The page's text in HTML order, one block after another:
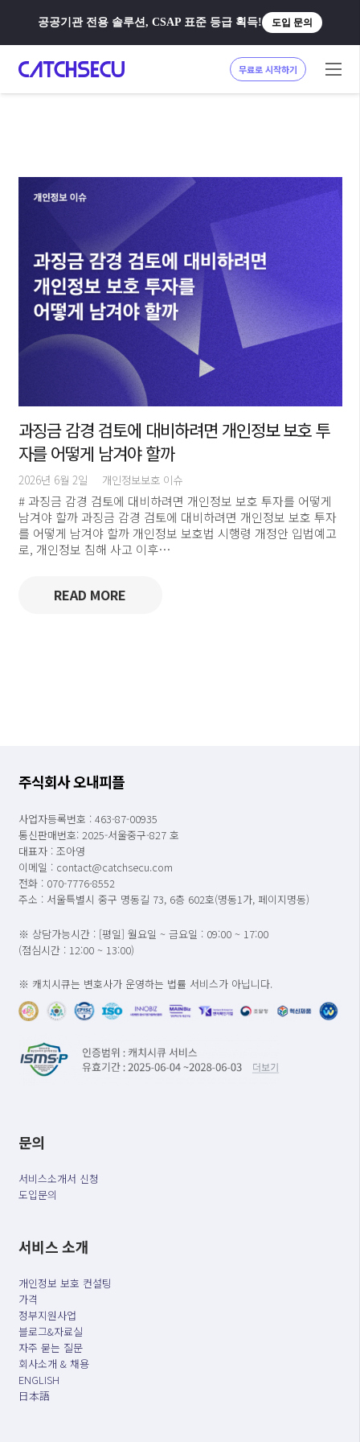
공공기관 전용 솔루션, CSAP 표준 등급 획득! 도입 문의
무료로 시작하기
과징금 감경 검토에 대비하려면 개인정보 보호 투
자를 어떻게 남겨야 할까
2026년 6월 2일 개인정보보호 이슈
# 과징금 감경 검토에 대비하려면 개인정보 보호 투자를 어떻게
남겨야 할까 과징금 감경 검토에 대비하려면 개인정보 보호 투자
를 어떻게 남겨야 할까 개인정보 보호법 시행령 개정안 입법예고
로, 개인정보 침해 사고 이후…
READ MORE
주식회사 오내피플
사업자등록번호 : 463-87-00935
통신판매번호: 2025-서울중구-827 호
대표자 : 조아영
이메일 : contact@catchsecu.com
전화 : 070-7776-8552
주소 : 서울특별시 중구 명동길 73, 6층 602호(명동1가, 페이지명동)
※ 상담가능시간 : [평일] 월요일 ~ 금요일 : 09:00 ~ 17:00
(점심시간 : 12:00 ~ 13:00)
※ 캐치시큐는 변호사가 운영하는 법률 서비스가 아닙니다.
문의
서비스소개서 신청
도입문의
서비스 소개
개인정보 보호 컨설팅
가격
정부지원사업
블로그&자료실
자주 묻는 질문
회사소개 & 채용
ENGLISH
日本語